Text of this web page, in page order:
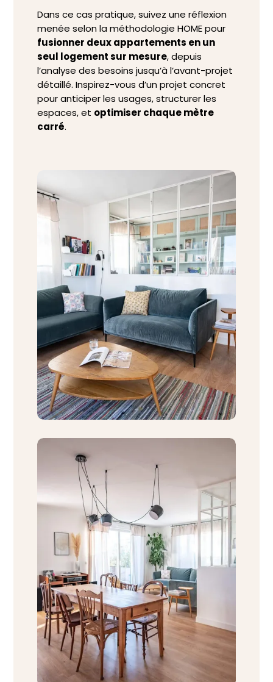
Dans ce cas pratique, suivez une réflexion
menée selon la méthodologie HOME pour
fusionner deux appartements en un
seul logement sur mesure, depuis
l’analyse des besoins jusqu’à l’avant-projet
détaillé. Inspirez-vous d’un projet concret
pour anticiper les usages, structurer les
espaces, et optimiser chaque mètre
carré.